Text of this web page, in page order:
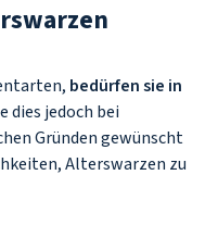
bedürfen sie in
dies jedoch bei
Gründen gewünscht
Alterswarzen zu